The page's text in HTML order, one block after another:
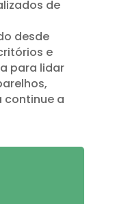
de
desde
e
para lidar
continue a